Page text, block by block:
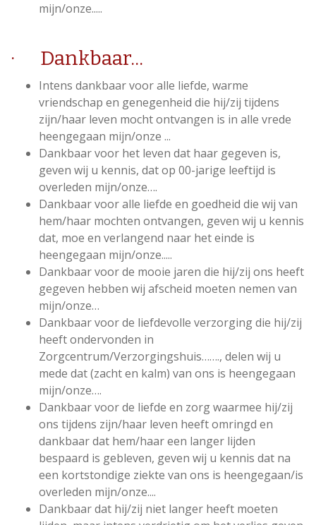
mijn/onze.....
· Dankbaar...
Intens dankbaar voor alle liefde, warme
vriendschap en genegenheid die hij/zij tijdens
zijn/haar leven mocht ontvangen is in alle vrede
heengegaan mijn/onze ...
Dankbaar voor het leven dat haar gegeven is,
geven wij u kennis, dat op 00-jarige leeftijd is
overleden mijn/onze….
Dankbaar voor alle liefde en goedheid die wij van
hem/haar mochten ontvangen, geven wij u kennis
dat, moe en verlangend naar het einde is
heengegaan mijn/onze.....
Dankbaar voor de mooie jaren die hij/zij ons heeft
gegeven hebben wij afscheid moeten nemen van
mijn/onze…
Dankbaar voor de liefdevolle verzorging die hij/zij
heeft ondervonden in
Zorgcentrum/Verzorgingshuis……., delen wij u
mede dat (zacht en kalm) van ons is heengegaan
mijn/onze….
Dankbaar voor de liefde en zorg waarmee hij/zij
ons tijdens zijn/haar leven heeft omringd en
dankbaar dat hem/haar een langer lijden
bespaard is gebleven, geven wij u kennis dat na
een kortstondige ziekte van ons is heengegaan/is
overleden mijn/onze....
Dankbaar dat hij/zij niet langer heeft moeten